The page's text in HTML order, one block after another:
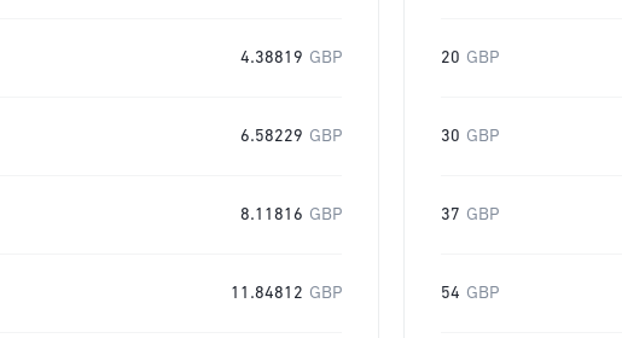
4.38819 GBP
6.58229 GBP
8.11816 GBP
11.84812 GBP
20 GBP
30 GBP
37 GBP
54 GBP